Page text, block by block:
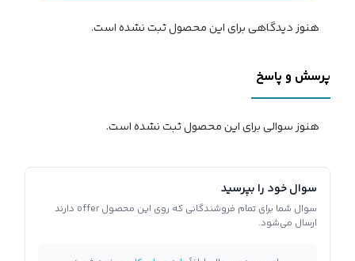
هنوز دیدگاهی برای این محصول ثبت نشده است.
پرسش و پاسخ
هنوز سوالی برای این محصول ثبت نشده است.
سوال خود را بپرسید
سوال شما برای تمام فروشندگانی که روی این محصول offer دارند
ارسال می‌شود.